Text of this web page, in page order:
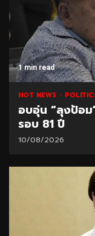
1 min read
HOT NEWS
อบอุ่น “ลุงป้อม
รอบ 81 ปี
10/08/2026